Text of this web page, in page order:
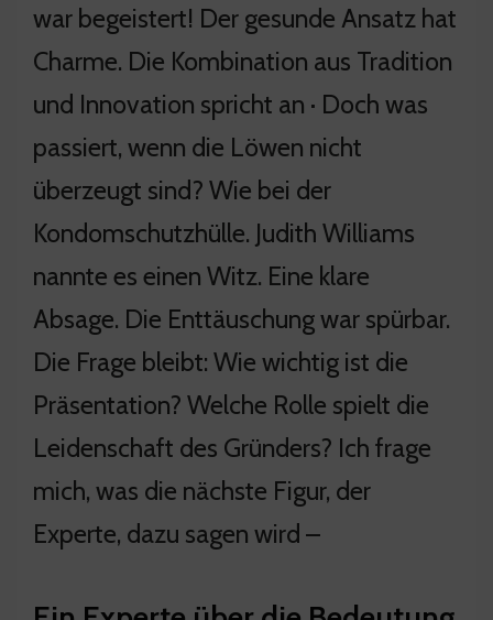
war begeistert! Der gesunde Ansatz hat
Charme. Die Kombination aus Tradition
und Innovation spricht an · Doch was
passiert, wenn die Löwen nicht
überzeugt sind? Wie bei der
Kondomschutzhülle. Judith Williams
nannte es einen Witz. Eine klare
Absage. Die Enttäuschung war spürbar.
Die Frage bleibt: Wie wichtig ist die
Präsentation? Welche Rolle spielt die
Leidenschaft des Gründers? Ich frage
mich, was die nächste Figur, der
Experte, dazu sagen wird –